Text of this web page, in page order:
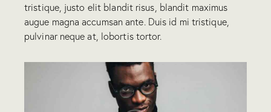
tristique, justo elit blandit risus, blandit maximus
augue magna accumsan ante. Duis id mi tristique,
pulvinar neque at, lobortis tortor.